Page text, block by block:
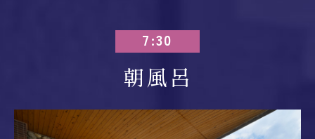
7:30
朝風呂